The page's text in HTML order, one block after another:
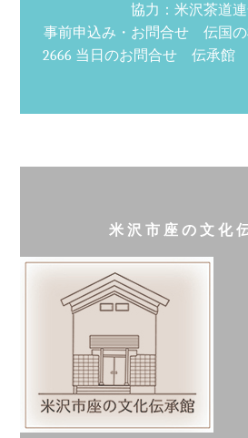
協力：米沢茶道
事前申込み・お問合せ 伝国
2666 当日のお問合せ 伝承館
米沢市座の文化